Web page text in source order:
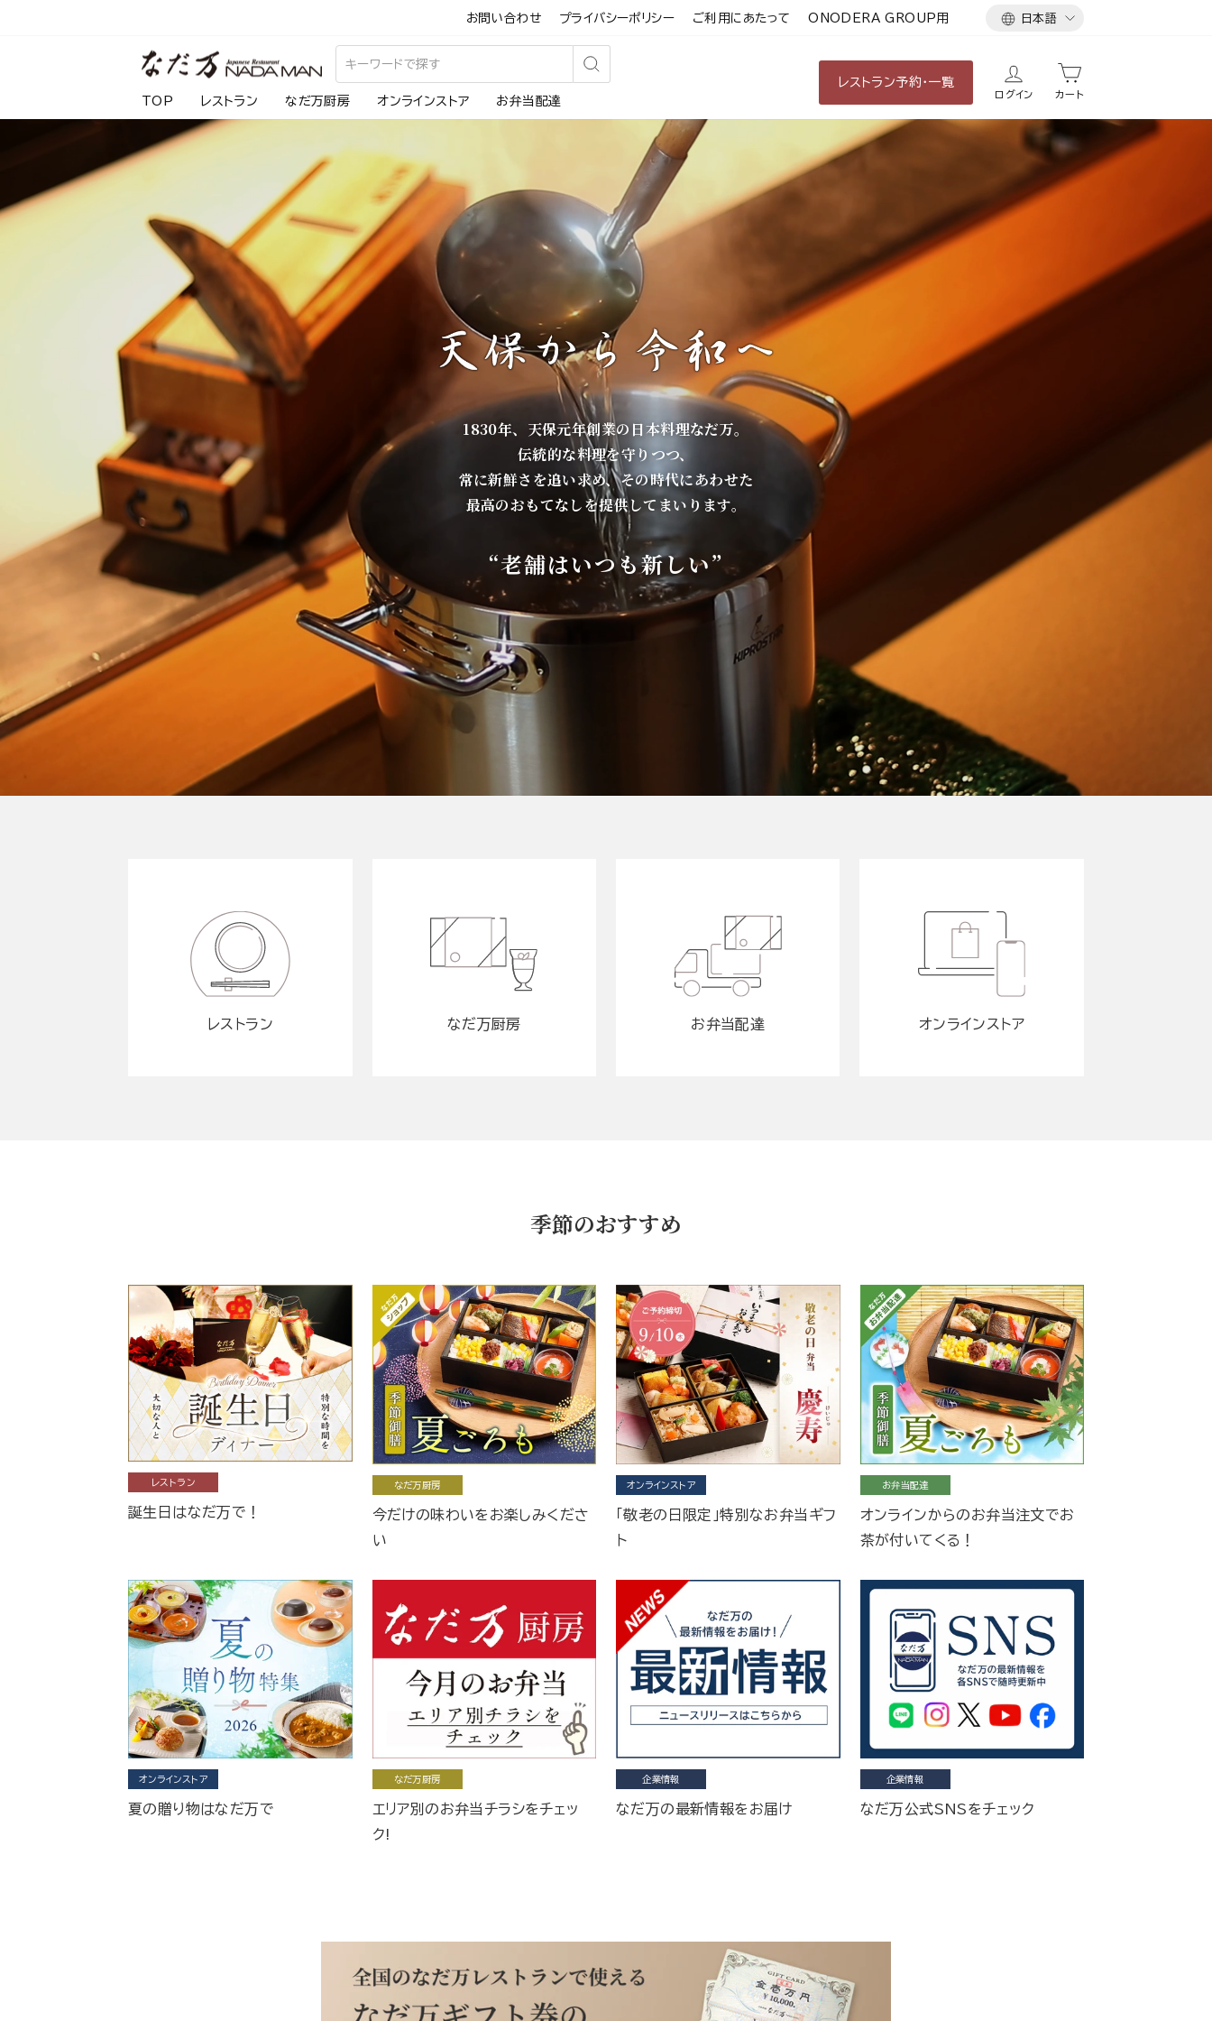
テ
お問い合わせ プライバシーポリシー ご利用にあたって ONODERA GROUP用
言
日本語
な
だ
検
す
TOP レストラン なだ万厨房 オンラインストア お弁当配達
レストラン予約・一覧
ログイン カート
1830年、天保元年創業の日本料理なだ万。
伝統的な料理を守りつつ、
常に新鮮さを追い求め、その時代にあわせた
最高のおもてなしを提供してまいります。
“老舗はいつも新しい”
レストラン なだ万厨房 お弁当配達 オンラインストア
季節のおすすめ
レストラン
誕生日はなだ万で！
なだ万厨房
今だけの味わいをお楽しみくださ
い
オンラインストア
「敬老の日限定」特別なお弁当ギフ
ト
お弁当配達
オンラインからのお弁当注文でお
茶が付いてくる！
オンラインストア
夏の贈り物はなだ万で
なだ万厨房
エリア別のお弁当チラシをチェッ
ク!
企業情報
なだ万の最新情報をお届け
企業情報
なだ万公式SNSをチェック